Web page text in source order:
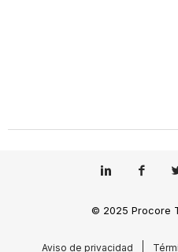
© 2025 Procore
Aviso de privacidad